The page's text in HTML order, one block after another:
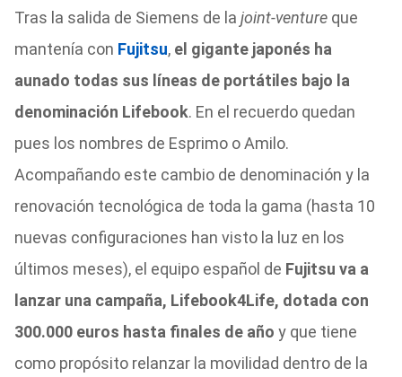
Tras la salida de Siemens de la joint-ventureque
mantenía con Fujitsu, el gigante japonés ha
aunado todas sus líneas de portátiles bajo la
denominación Lifebook. En el recuerdo quedan
pues los nombres de Esprimo o Amilo.
Acompañando este cambio de denominación y la
renovación tecnológica de toda la gama (hasta 10
nuevas configuraciones han visto la luz en los
últimos meses), el equipo español de Fujitsu va a
lanzar una campaña, Lifebook4Life, dotada con
300.000 euros hasta finales de año y que tiene
como propósito relanzar la movilidad dentro de la